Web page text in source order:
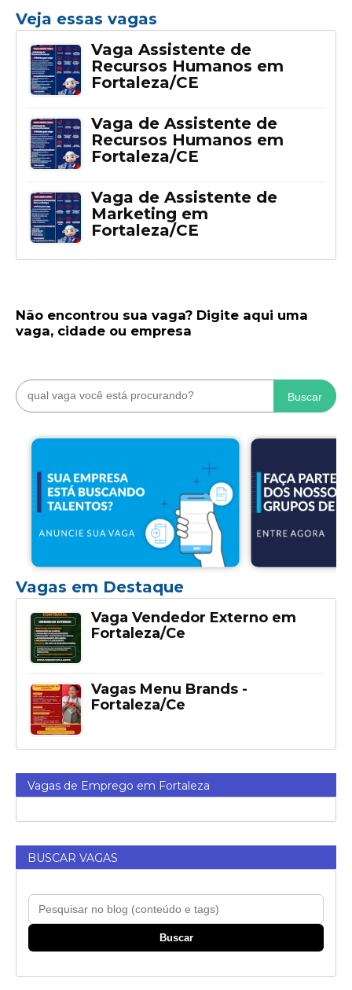
Veja essas vagas
Vaga Assistente de
Recursos Humanos em
Fortaleza/CE
Vaga de Assistente de
Recursos Humanos em
Fortaleza/CE
Vaga de Assistente de
Marketing em
Fortaleza/CE
Não encontrou sua vaga? Digite aqui uma
vaga, cidade ou empresa
Buscar
Vagas em Destaque
Vaga Vendedor Externo em
Fortaleza/Ce
Vagas Menu Brands -
Fortaleza/Ce
Vagas de Emprego em Fortaleza
BUSCAR VAGAS
Buscar